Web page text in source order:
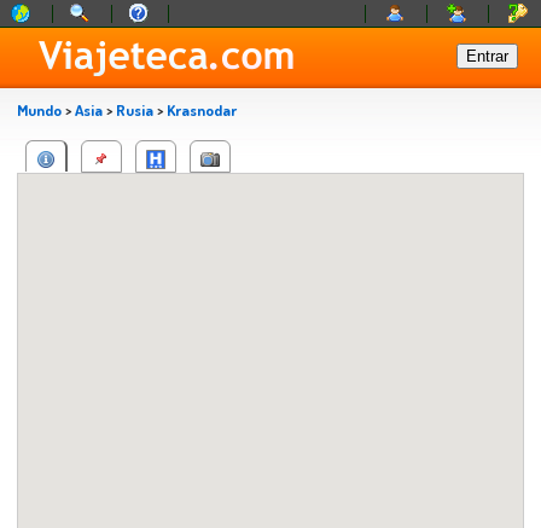
Mundo>Asia> Rusia> Krasnodar